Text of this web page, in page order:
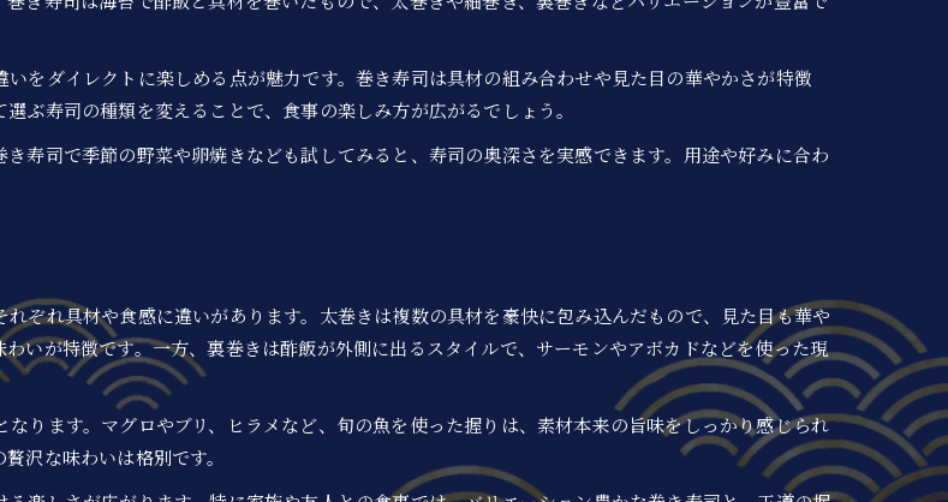
をダイレクトに楽しめる点が魅力です。巻き寿司は具材の組み合わせや見た目の華やかさが特徴
ぶ寿司の種類を変えることで、食事の楽しみ方が広がるでしょう。
寿司で季節の野菜や卵焼きなども試してみると、寿司の奥深さを実感できます。用途や好みに合わ
ぞれ具材や食感に違いがあります。太巻きは複数の具材を豪快に包み込んだもので、見た目も華や
いが特徴です。一方、裏巻きは酢飯が外側に出るスタイルで、サーモンやアボカドなどを使った現
ります。マグロやブリ、ヒラメなど、旬の魚を使った握りは、素材本来の旨味をしっかり感じられ
沢な味わいは格別です。